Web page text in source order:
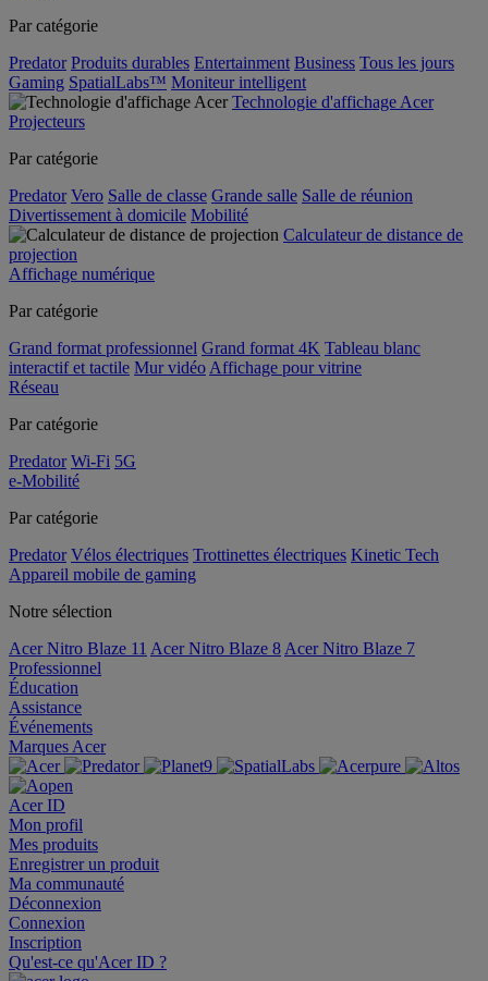
Par catégorie
Predator Produits durables Entertainment Business Tous les jours
Gaming SpatialLabs™ Moniteur intelligent
Technologie d'affichage Acer
Projecteurs
Par catégorie
Predator Vero Salle de classe Grande salle Salle de réunion
Divertissement à domicile Mobilité
Calculateur de distance de
projection
Affichage numérique
Par catégorie
Grand format professionnel Grand format 4K Tableau blanc
interactif et tactile Mur vidéo Affichage pour vitrine
Réseau
Par catégorie
Predator Wi-Fi 5G
e-Mobilité
Par catégorie
Predator Vélos électriques Trottinettes électriques Kinetic Tech
Appareil mobile de gaming
Notre sélection
Acer Nitro Blaze 11 Acer Nitro Blaze 8 Acer Nitro Blaze 7
Professionnel
Éducation
Assistance
Événements
Marques Acer
Acer ID
Mon profil
Mes produits
Enregistrer un produit
Ma communauté
Déconnexion
Connexion
Inscription
Qu'est-ce qu'Acer ID ?